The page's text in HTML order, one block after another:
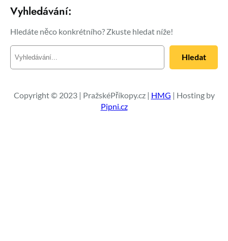
Vyhledávání:
Hledáte něco konkrétního? Zkuste hledat níže!
e
a
t
Hledat
Copyright © 2023 | PražskéPříkopy.cz | HMG | Hosting by
Pipni.cz